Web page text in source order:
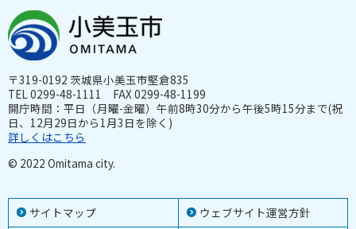
サイトマップ
ウェブサイト運営方針
〒319-0192 茨城県小美玉市堅倉835
TEL 0299-48-1111 FAX 0299-48-1199
開庁時間：平日（月曜-金曜）午前8時30分から午後5時15分まで(祝
日、12月29日から1月3日を除く)
詳しくはこちら
© 2022 Omitama city.